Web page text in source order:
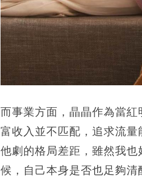
而事業方面，晶晶作為當
富收入並不匹配，追求流
他劇的格局差距，雖然我
候，自己本身是否也足夠